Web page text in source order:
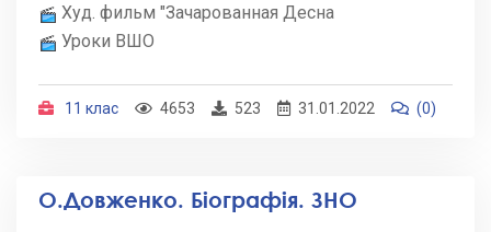
Худ. фильм "Зачарованная Десна
Уроки ВШО
11 клас 4653 523 31.01.2022 (0)
О.Довженко. Біографія. ЗНО